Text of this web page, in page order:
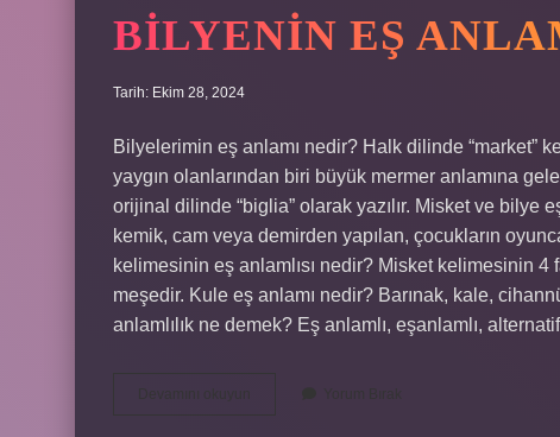
BILYENIN EŞ
Tarih: Ekim 28, 2024
Bilyelerimin eş anlamı nedir? Halk dilinde “market”
yaygın olanlarından biri büyük mermer anlamına
orijinal dilinde “biglia” olarak yazılır. Misket ve bilye
kemik, cam veya demirden yapılan, çocukların
kelimesinin eş anlamlısı nedir? Misket kelimesinin 4
meşedir. Kule eş anlamı nedir? Barınak, kale,
anlamlılık ne demek? Eş anlamlı, eşanlamlı,